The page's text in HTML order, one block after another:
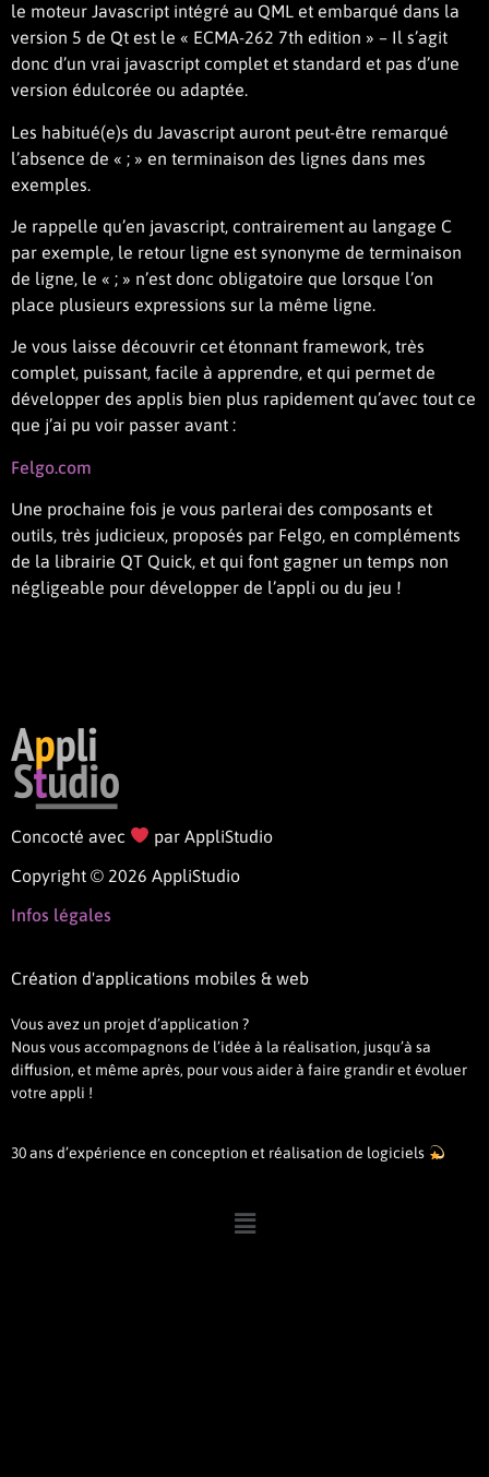
le moteur Javascript intégré au QML et embarqué dans la
version 5 de Qt est le « ECMA-262 7th edition » – Il s’agit
donc d’un vrai javascript complet et standard et pas d’une
version édulcorée ou adaptée.
Les habitué(e)s du Javascript auront peut-être remarqué
l’absence de « ; » en terminaison des lignes dans mes
exemples.
Je rappelle qu’en javascript, contrairement au langage C
par exemple, le retour ligne est synonyme de terminaison
de ligne, le « ; » n’est donc obligatoire que lorsque l’on
place plusieurs expressions sur la même ligne.
Je vous laisse découvrir cet étonnant framework, très
complet, puissant, facile à apprendre, et qui permet de
développer des applis bien plus rapidement qu’avec tout ce
que j’ai pu voir passer avant :
Felgo.com
Une prochaine fois je vous parlerai des composants et
outils, très judicieux, proposés par Felgo, en compléments
de la librairie QT Quick, et qui font gagner un temps non
négligeable pour développer de l’appli ou du jeu !
Concocté avec
par AppliStudio
Copyright © 2026 AppliStudio
Infos légales
Création d'applications mobiles & web
Vous avez un projet d’application ?
Nous vous accompagnons de l’idée à la réalisation, jusqu’à sa
diffusion, et même après, pour vous aider à faire grandir et évoluer
votre appli !
30 ans d’expérience en conception et réalisation de logiciels